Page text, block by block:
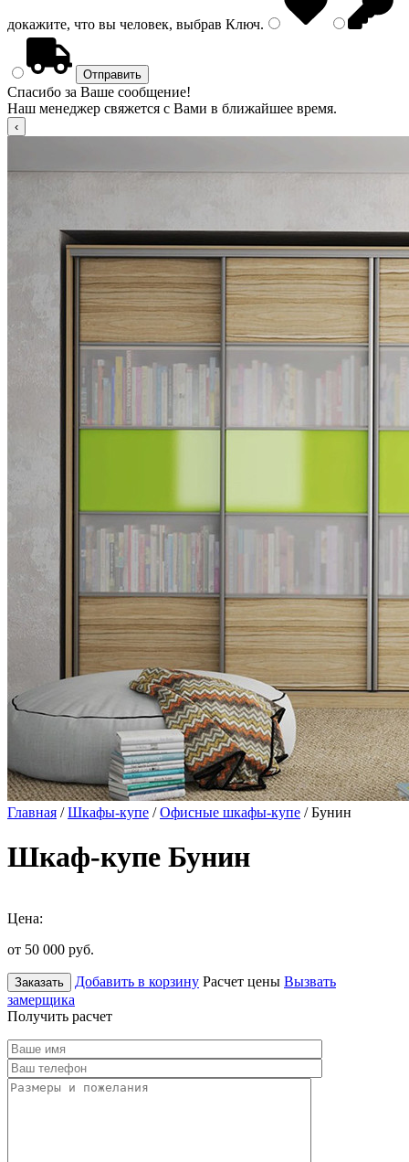
докажите, что вы человек, выбрав Ключ.
Спасибо за Ваше сообщение!
Наш менеджер свяжется с Вами в ближайшее время.
Главная /Шкафы-купе /Офисные шкафы-купе / Бунин
Шкаф-купе Бунин
Цена:
от 50 000 руб.
Заказать Добавить в корзину Расчет цены Вызвать
замерщика
Получить расчет